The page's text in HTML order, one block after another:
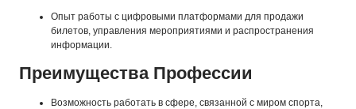
Опыт работы с цифровыми платформами для продажи
билетов, управления мероприятиями и распространения
информации.
Преимущества Профессии
Возможность работать в сфере, связанной с миром спорта,